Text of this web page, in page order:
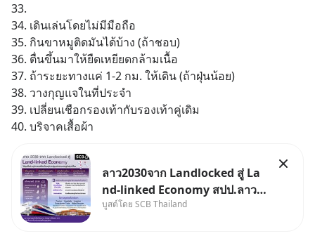
33.
34. เดินเล่นโดยไม่มีมือถือ
35. กินขาหมูติดมันได้บ้าง (ถ้าชอบ)
36. ตื่นขึ้นมาให้ยืดเหยียดกล้ามเนื้อ
37. ถ้าระยะทางแค่ 1-2 กม. ให้เดิน (ถ้าฝุ่นน้อย)
38. วางกุญแจในที่ประจำ
39. เปลี่ยนเชือกรองเท้ากับรองเท้าคู่เดิม
40. บริจาคเสื้อผ้า
ลาว2030จาก Landlocked สู่ La
nd-linked Economy สปป.ลาว
กำลังเปลี่ยนบทบาทจาก “ประเทศ
บูสต์โดย SCB Thailand